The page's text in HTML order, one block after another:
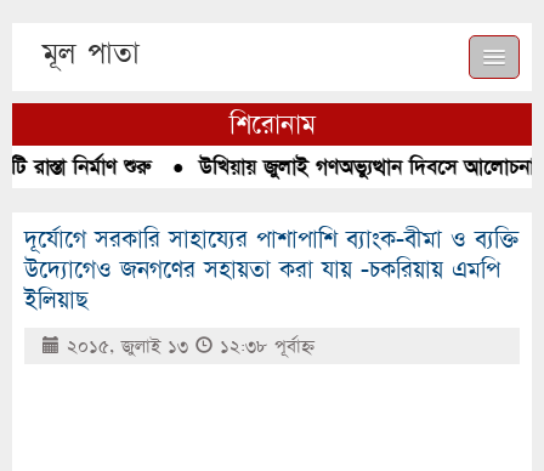
মূল পাতা
শিরোনাম
নির্মাণ শুরু● উখিয়ায় জুলাই গণঅভ্যুত্থান দিবসে আলোচনা,
দূর্যোগে সরকারি সাহায্যের পাশাপাশি ব্যাংক-বীমা ও ব্যক্তি
উদ্যোগেও জনগণের সহায়তা করা যায় -চকরিয়ায় এমপি
ইলিয়াছ
২০১৫, জুলাই ১৩ ১২:৩৮ পূর্বাহ্ণ